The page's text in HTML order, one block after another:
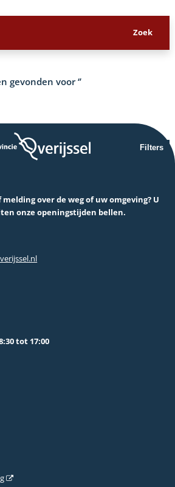
gevonden voor‘’
Filters
over de weg of uw omgeving? U
onze openingstijden bellen.
tot 17:00